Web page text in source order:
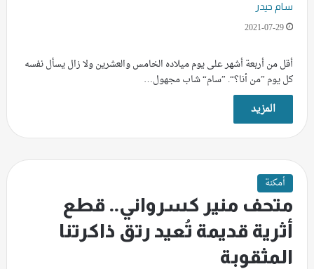
سام حيدر
2021-07-29
أقل من أربعة أشهر على يوم ميلاده الخامس والعشرين ولا زال يسأل نفسه
كل يوم ”من أنا؟“. ”سام“ شاب مجهول…
المزيد
أمكنة
متحف منير كسرواني.. قطع
أثرية قديمة تُعيد رتق ذاكرتنا
المثقوبة